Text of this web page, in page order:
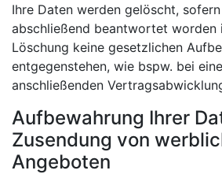
Ihre Daten werden gelöscht,
abschließend beantwortet worden
Löschung keine gesetzlichen
entgegenstehen, wie bspw. bei
anschließenden
Aufbewahrung Ihrer
Zusendung von
Angeboten